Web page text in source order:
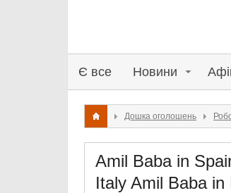
Є все Новини
Дошка оголошень
Amil Baba in
Italy Amil Baba in